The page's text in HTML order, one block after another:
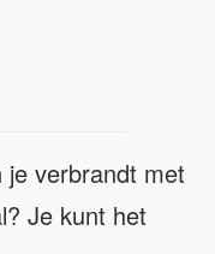
je verbrandt met
Je kunt het